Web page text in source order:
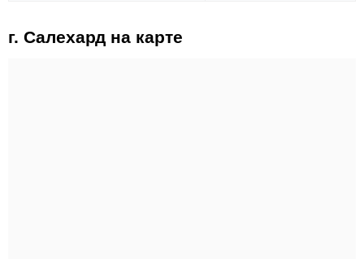
г. Салехард на карте